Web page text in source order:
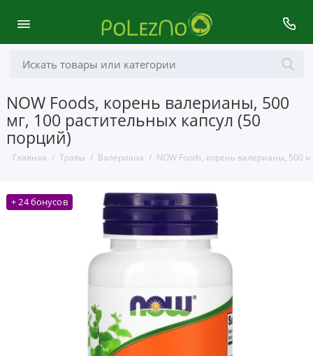
NOW Foods, корень валерианы, 500
мг, 100 растительных капсул (50
порций)
Главная Травы Валериана NOW Foods, корень валерианы, 500
+ 24 бонусов